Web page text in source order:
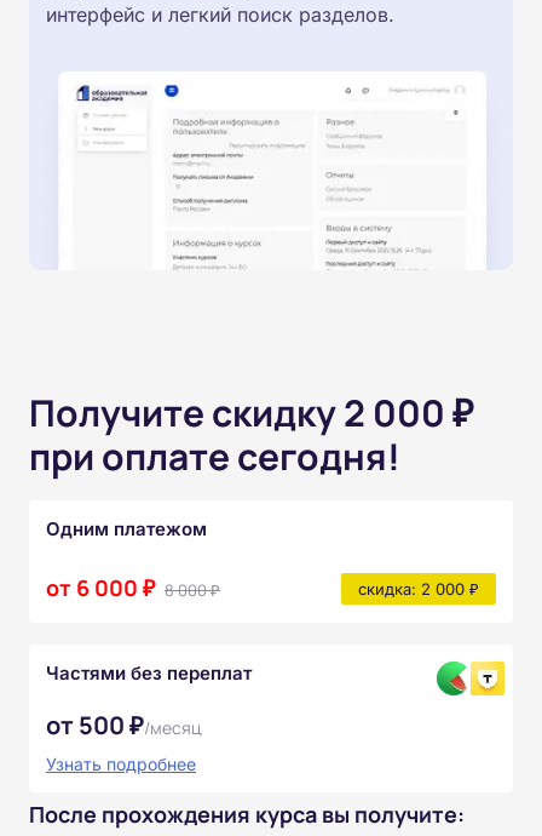
интерфейс и легкий поиск разделов.
Получите скидку 2 000 ₽
при оплате сегодня!
Одним платежом
от 6 000 ₽ 8 000 ₽ скидка: 2 000 ₽
Частями без переплат
от 500 ₽/месяц
Узнать подробнее
После прохождения курса вы получите: